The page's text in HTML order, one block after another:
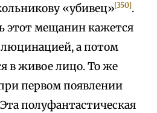
«убивец»[350].
этот мещанин кажется
а потом
в живое лицо. То же
первом появлении
полуфантастическая